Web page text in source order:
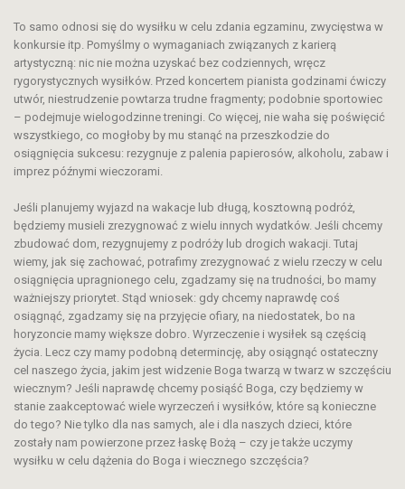
To samo odnosi się do wysiłku w celu zdania egzaminu, zwycięstwa w
konkursie itp. Pomyślmy o wymaganiach związanych z karierą
artystyczną: nic nie można uzyskać bez codziennych, wręcz
rygorystycznych wysiłków. Przed koncertem pianista godzinami ćwiczy
utwór, niestrudzenie powtarza trudne fragmenty; podobnie sportowiec
– podejmuje wielogodzinne treningi. Co więcej, nie waha się poświęcić
wszystkiego, co mogłoby by mu stanąć na przeszkodzie do
osiągnięcia sukcesu: rezygnuje z palenia papierosów, alkoholu, zabaw i
imprez późnymi wieczorami.
Jeśli planujemy wyjazd na wakacje lub długą, kosztowną podróż,
będziemy musieli zrezygnować z wielu innych wydatków. Jeśli chcemy
zbudować dom, rezygnujemy z podróży lub drogich wakacji. Tutaj
wiemy, jak się zachować, potrafimy zrezygnować z wielu rzeczy w celu
osiągnięcia upragnionego celu, zgadzamy się na trudności, bo mamy
ważniejszy priorytet. Stąd wniosek: gdy chcemy naprawdę coś
osiągnąć, zgadzamy się na przyjęcie ofiary, na niedostatek, bo na
horyzoncie mamy większe dobro. Wyrzeczenie i wysiłek są częścią
życia. Lecz czy mamy podobną determincję, aby osiągnąć ostateczny
cel naszego życia, jakim jest widzenie Boga twarzą w twarz w szczęściu
wiecznym? Jeśli naprawdę chcemy posiąść Boga, czy będziemy w
stanie zaakceptować wiele wyrzeczeń i wysiłków, które są konieczne
do tego? Nie tylko dla nas samych, ale i dla naszych dzieci, które
zostały nam powierzone przez łaskę Bożą – czy je także uczymy
wysiłku w celu dążenia do Boga i wiecznego szczęścia?